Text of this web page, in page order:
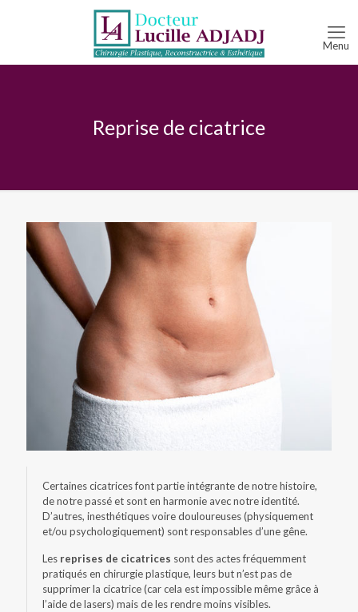
Reprise de cicatrice
Certaines cicatrices font partie intégrante de notre histoire,
de notre passé et sont en harmonie avec notre identité.
D’autres, inesthétiques voire douloureuses (physiquement
et/ou psychologiquement) sont responsables d’une gêne.
Les reprises de cicatrices sont des actes fréquemment
pratiqués en chirurgie plastique, leurs but n’est pas de
supprimer la cicatrice (car cela est impossible même grâce à
l’aide de lasers) mais de les rendre moins visibles.